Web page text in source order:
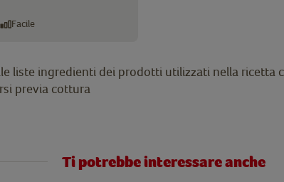
Facile
liste ingredienti dei prodotti utilizzati nella
previa cottura
Ti potrebbe interessare anche